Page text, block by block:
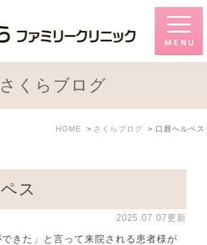
さくらブログ
HOME さくらブログ 口唇ヘルペス
ス
2025.07.07更新
きた」と言って来院される患者様が